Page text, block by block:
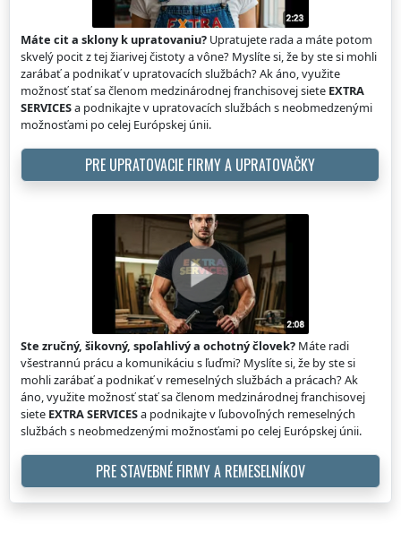
Máte cit a sklony k upratovaniu? Upratujete rada a máte potom
skvelý pocit z tej žiarivej čistoty a vône? Myslíte si, že by ste si mohli
zarábať a podnikať v upratovacích službách? Ak áno, využite
možnosť stať sa členom medzinárodnej franchisovej siete EXTRA
SERVICESa podnikajte v upratovacích službách s neobmedzenými
možnosťami po celej Európskej únii.
PRE UPRATOVACIE FIRMY A UPRATOVAČKY
Ste zručný, šikovný, spoľahlivý a ochotný človek? Máte radi
všestrannú prácu a komunikáciu s ľuďmi? Myslíte si, že by ste si
mohli zarábať a podnikať v remeselných službách a prácach? Ak
áno, využite možnosť stať sa členom medzinárodnej franchisovej
siete EXTRA SERVICESa podnikajte v ľubovoľných remeselných
službách s neobmedzenými možnosťami po celej Európskej únii.
PRE STAVEBNÉ FIRMY A REMESELNÍKOV